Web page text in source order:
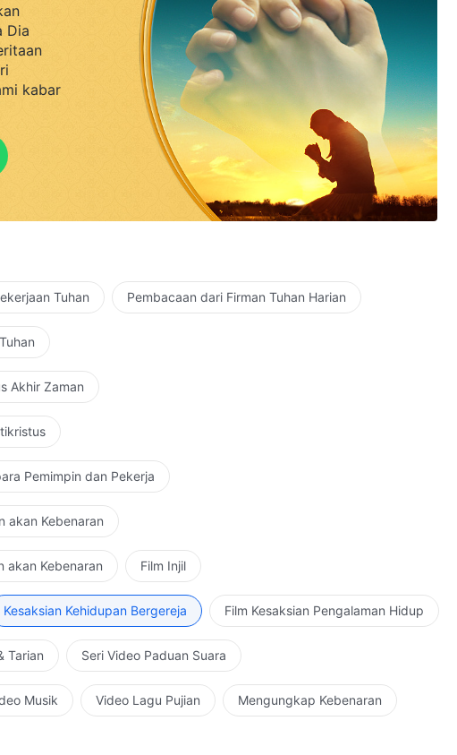
Dia
kabar
Tuhan Pembacaan dari Firman Tuhan Harian
Akhir Zaman
Pemimpin dan Pekerja
akan Kebenaran
akan Kebenaran Film Injil
Kesaksian Kehidupan Bergereja Film Kesaksian Pengalaman Hidup
Tarian Seri Video Paduan Suara
Musik Video Lagu Pujian Mengungkap Kebenaran